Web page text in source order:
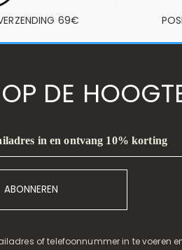
69€
DE
in en ontvang 10% korting
ABONNEREN
of telefoonnummer in te voeren